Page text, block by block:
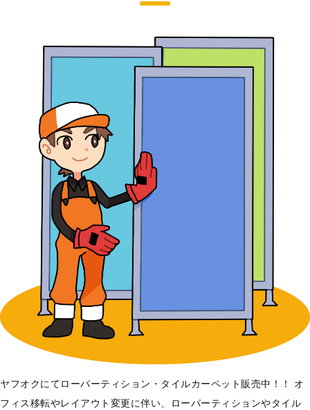
ヤフオクにてローパーティション・タイルカーペット販売中！！ オ
フィス移転やレイアウト変更に伴い、ローパーティションやタイル